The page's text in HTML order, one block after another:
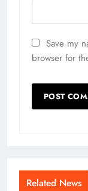
Save my
browser for
Related News